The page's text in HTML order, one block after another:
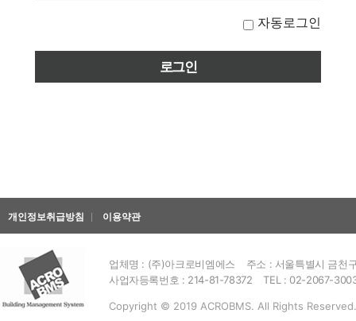
자동로그인
개인정보취급방침 이용약관
업체명 : (주)아크로비엠에스
주소 : 서울특별시 금천
사업자등록번호 : 214-81-78372
TEL : 02-2067-
Copyright © 2019 ACROBMS. All Rights Reserved.